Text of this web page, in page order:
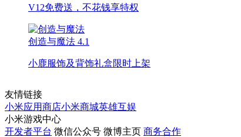
V12免费送，不花钱享特权
创造与魔法 4.1
小鹿服饰及背饰礼盒限时上架
友情链接
小米应用商店小米商城英雄互娱
小米游戏中心
开发者平台 微信公众号 微博主页 商务合作